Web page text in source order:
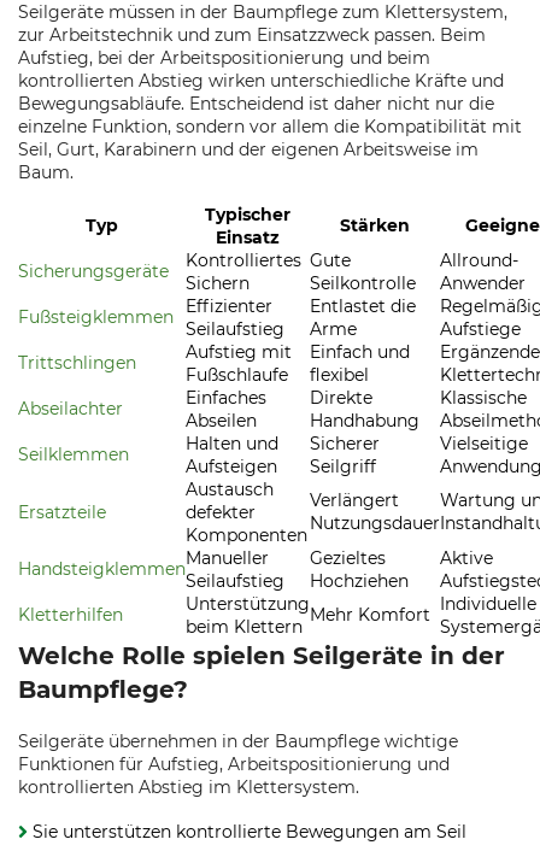
Seilgeräte müssen in der Baumpflege zum Klettersystem,
zur Arbeitstechnik und zum Einsatzzweck passen. Beim
Aufstieg, bei der Arbeitspositionierung und beim
kontrollierten Abstieg wirken unterschiedliche Kräfte und
Bewegungsabläufe. Entscheidend ist daher nicht nur die
einzelne Funktion, sondern vor allem die Kompatibilität mit
Seil, Gurt, Karabinern und der eigenen Arbeitsweise im
Baum.
Typ
Typischer
Einsatz
Stärken
Sicherungsgeräte
Kontrolliertes
Sichern
Gute
Seilkontrolle
Allround-
Anwender
Fußsteigklemmen
Effizienter
Seilaufstieg
Entlastet die
Arme
Aufstiege
Trittschlingen
Aufstieg mit
Fußschlaufe
Einfach und
flexibel
Ergänzende
Abseilachter
Einfaches
Abseilen
Direkte
Handhabung
Klassische
Seilklemmen
Halten und
Aufsteigen
Sicherer
Seilgriff
Vielseitige
Ersatzteile
Austausch
defekter
Komponenten
Verlängert
Nutzungsdauer
Wartung
HandsteigklemmenManueller
Seilaufstieg
Gezieltes
Hochziehen
Aktive
Kletterhilfen
Unterstützung
beim Klettern
Mehr Komfort Individuelle
Welche Rolle spielen Seilgeräte in der
Baumpflege?
Seilgeräte übernehmen in der Baumpflege wichtige
Funktionen für Aufstieg, Arbeitspositionierung und
kontrollierten Abstieg im Klettersystem.
Sie unterstützen kontrollierte Bewegungen am Seil